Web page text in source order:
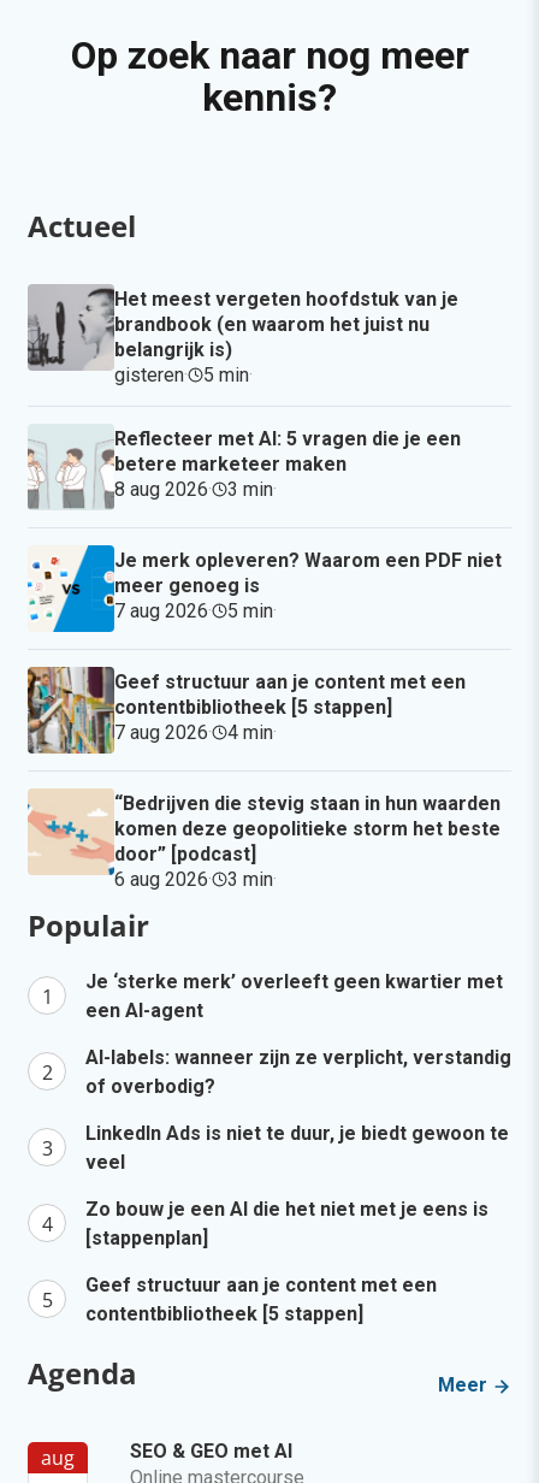
Op zoek naar nog meer
kennis?
Actueel
Het meest vergeten hoofdstuk van je
brandbook (en waarom het juist nu
belangrijk is)
gisteren· 5 min·
Reflecteer met AI: 5 vragen die je een
betere marketeer maken
8 aug 2026· 3 min·
Je merk opleveren? Waarom een PDF niet
meer genoeg is
7 aug 2026· 5 min·
Geef structuur aan je content met een
contentbibliotheek [5 stappen]
7 aug 2026· 4 min·
“Bedrijven die stevig staan in hun waarden
komen deze geopolitieke storm het beste
door” [podcast]
6 aug 2026· 3 min·
Populair
Je ‘sterke merk’ overleeft geen kwartier met
een AI-agent
AI-labels: wanneer zijn ze verplicht, verstandig
of overbodig?
LinkedIn Ads is niet te duur, je biedt gewoon te
veel
Zo bouw je een AI die het niet met je eens is
[stappenplan]
Geef structuur aan je content met een
contentbibliotheek [5 stappen]
Agenda Meer
aug
SEO & GEO met AI
Online mastercourse